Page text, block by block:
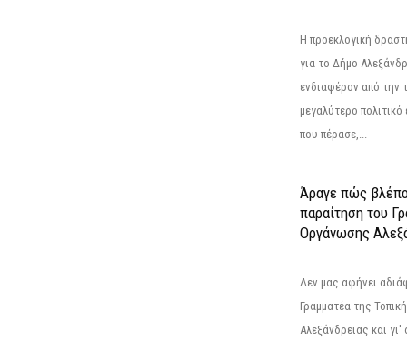
Η προεκλογική
για το Δήμο
ενδιαφέρον από την
μεγαλύτερο
που πέρασε,...
Άραγε πώς
παραίτηση του
Οργάνωσης
Δεν μας αφήνει
Γραμματέα της
Αλεξάνδρειας και γι'